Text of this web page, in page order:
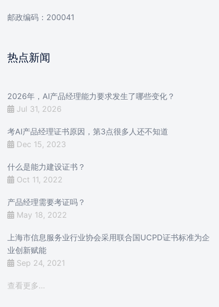
邮政编码：200041
热点新闻
2026年，AI产品经理能力要求发生了哪些变化？
Jul 31, 2026
考AI产品经理证书原因，第3点很多人还不知道
Dec 15, 2023
什么是能力建设证书？
Oct 11, 2022
产品经理需要考证吗？
May 18, 2022
上海市信息服务业行业协会采用联合国UCPD证书标准为企
业创新赋能
Sep 24, 2021
查看更多…